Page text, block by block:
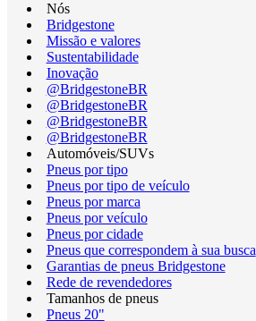
Nós
Bridgestone
Missão e valores
Sustentabilidade
Inovação
@BridgestoneBR
@BridgestoneBR
@BridgestoneBR
@BridgestoneBR
Automóveis/SUVs
Pneus por tipo
Pneus por tipo de veículo
Pneus por marca
Pneus por veículo
Pneus por cidade
Pneus que correspondem à sua busca
Garantias de pneus Bridgestone
Rede de revendedores
Tamanhos de pneus
Pneus 20"